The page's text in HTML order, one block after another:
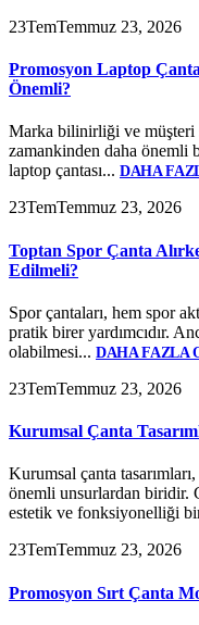
23TemTemmuz 23, 2026
Promosyon Laptop
Önemli?
Marka bilinirliği ve müşteri
zamankinden daha önemli
laptop çantası... DAHA
23TemTemmuz 23, 2026
Toptan Spor Çanta
Edilmeli?
Spor çantaları, hem spor
pratik birer yardımcıdır.
olabilmesi... DAHA FAZLA
23TemTemmuz 23, 2026
Kurumsal Çanta
Kurumsal çanta
önemli unsurlardan biridir.
estetik ve fonksiyonelliği
23TemTemmuz 23, 2026
Promosyon Sırt Çanta